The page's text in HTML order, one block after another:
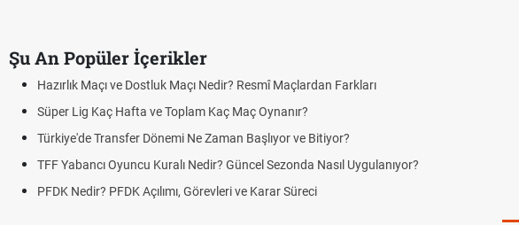
Şu An Popüler İçerikler
Hazırlık Maçı ve Dostluk Maçı Nedir? Resmî Maçlardan Farkları
Süper Lig Kaç Hafta ve Toplam Kaç Maç Oynanır?
Türkiye'de Transfer Dönemi Ne Zaman Başlıyor ve Bitiyor?
TFF Yabancı Oyuncu Kuralı Nedir? Güncel Sezonda Nasıl Uygulanıyor?
PFDK Nedir? PFDK Açılımı, Görevleri ve Karar Süreci